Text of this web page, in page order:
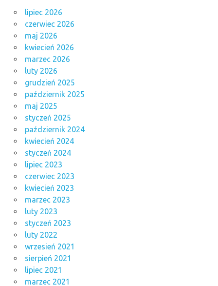
lipiec 2026
czerwiec 2026
maj 2026
kwiecień 2026
marzec 2026
luty 2026
grudzień 2025
październik 2025
maj 2025
styczeń 2025
październik 2024
kwiecień 2024
styczeń 2024
lipiec 2023
czerwiec 2023
kwiecień 2023
marzec 2023
luty 2023
styczeń 2023
luty 2022
wrzesień 2021
sierpień 2021
lipiec 2021
marzec 2021